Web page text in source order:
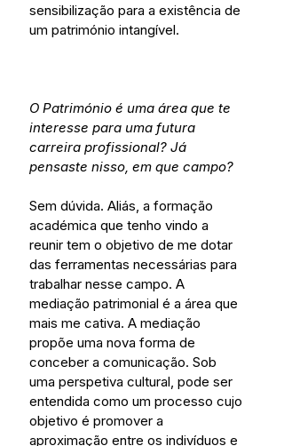
sensibilização para a existência de
um património intangível.
O Património é uma área que te
interesse para uma futura
carreira profissional? Já
pensaste nisso, em que campo?
Sem dúvida. Aliás, a formação
académica que tenho vindo a
reunir tem o objetivo de me dotar
das ferramentas necessárias para
trabalhar nesse campo. A
mediação patrimonial é a área que
mais me cativa. A mediação
propõe uma nova forma de
conceber a comunicação. Sob
uma perspetiva cultural, pode ser
entendida como um processo cujo
objetivo é promover a
aproximação entre os indivíduos e